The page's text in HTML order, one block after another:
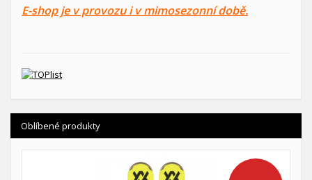
E-shop je v provozu i v mimosezonní době.
Oblíbené produkty